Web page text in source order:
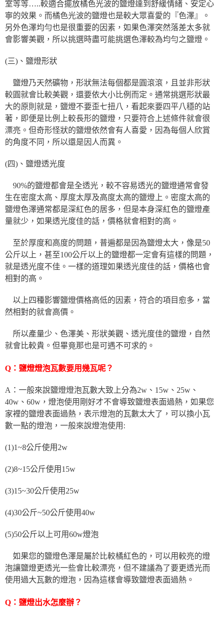
室等等…..較適合擺放橘色光波的鹽燈達到舒緩情緒、安定心
寧的效果。而橘色光波的鹽燈也是較大眾喜愛的『色澤』。
另外色澤均勻也是很重要的因素，如果色澤突然落差太多就
會影響美觀，所以挑選時盡可能挑選色澤較為均勻之鹽燈。
(三)、鹽燈形狀
鹽燈乃天然礦物，形狀無法每個都是圓滾滾，且並非形狀
較圓就會比較美觀，還要依大小比例而定。通常挑選形狀最
大的原則就是，鹽燈不要歪七扭八，看起來要四平八穩的站
著，即便是比例上較長形的鹽燈，只要符合上述條件就會很
漂亮。但奇形怪狀的鹽燈依然會有人喜愛，因為每個人欣賞
的角度不同，所以還是因人而異。
(四)、鹽燈透光度
90%的鹽燈都會是全透光，較不容易透光的鹽燈通常會發
生在密度太高、厚度太厚及高度太高的鹽燈上。密度太高的
鹽燈色澤通常都是深紅色的居多，但是本身深紅色的鹽燈產
量就少，如果透光度佳的話，價格就會相對的高。
至於厚度和高度的問題，普遍都是因為鹽燈太大，像是50
公斤以上，甚至100公斤以上的鹽燈都一定會有這樣的問題，
就是透光度不佳。一樣的道理如果透光度佳的話，價格也會
相對的高。
以上四種影響鹽燈價格高低的因素，符合的項目愈多，當
然相對的就會高價。
所以產量少、色澤美、形狀美觀、透光度佳的鹽燈，自然
就會比較貴。但畢竟那也是可遇不可求的。
Q：鹽燈燈泡瓦數要用幾瓦呢？
A：一般來說鹽燈燈泡瓦數大致上分為2w、15w、25w、
40w、60w，燈泡使用剛好才不會導致鹽燈表面過熱，如果您
家裡的鹽燈表面過熱，表示燈泡的瓦數太大了，可以換小瓦
數一點的燈泡，一般來說燈泡使用:
(1)1~8公斤使用2w
(2)8~15公斤使用15w
(3)15~30公斤使用25w
(4)30公斤~50公斤使用40w
(5)50公斤以上可用60w燈泡
如果您的鹽燈色澤是屬於比較橘紅色的，可以用較亮的燈
泡讓鹽燈更透光一些會比較漂亮，但不建議為了要更透光而
使用過大瓦數的燈泡，因為這樣會導致鹽燈表面過熱。
Q：鹽燈出水怎麼辦？